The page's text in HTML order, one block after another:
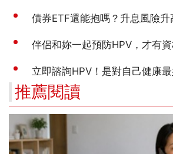
推薦閱讀